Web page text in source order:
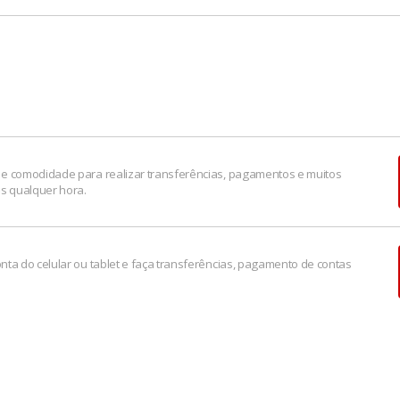
e de Fala).
seu estado.
comodidade para realizar transferências, pagamentos e muitos
qualquer hora.
do celular ou tablet e faça transferências, pagamento de contas